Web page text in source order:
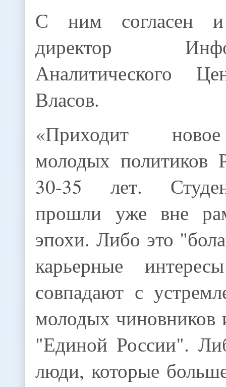
С ним согласен и
директор
Аналитического
Власов.
«Приходит
молодых политиков
30-35 лет.
прошли уже вне
эпохи. Либо это
карьерные
совпадают с
молодых чиновников
"Единой России".
люди, которые